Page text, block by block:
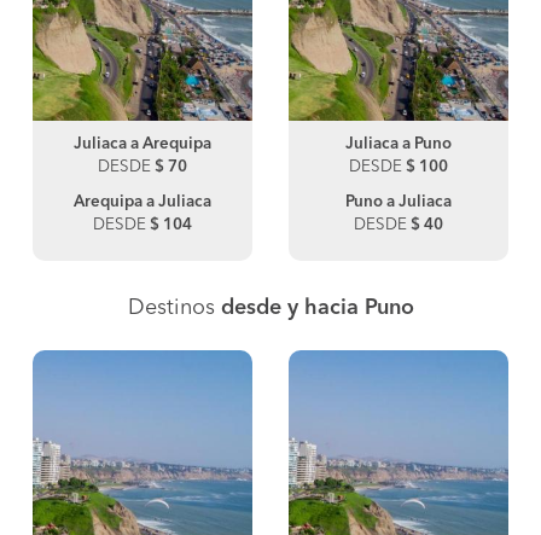
Juliaca a Arequipa
DESDE $ 70
Arequipa a Juliaca
DESDE $ 104
Juliaca a Puno
DESDE $ 100
Puno a Juliaca
DESDE $ 40
Destinos desde y hacia Puno